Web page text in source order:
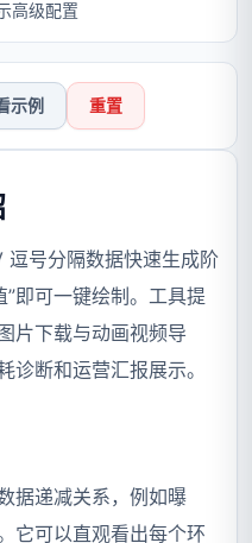
高级配置
示例 重置
逗号分隔数据快速生成阶
即可一键绘制。工具提
片下载与动画视频导
诊断和运营汇报展示。
据递减关系，例如曝
它可以直观看出每个环